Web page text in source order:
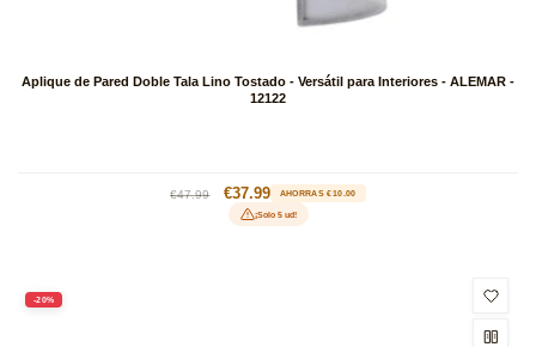
Aplique de Pared Doble Tala Lino Tostado - Versátil para Interiores - ALEMAR -
12122
Precio
habitual
€47.99
Precio
de
oferta
€37.99 AHORRAS €10.00
¡Solo 5 ud!
-20%